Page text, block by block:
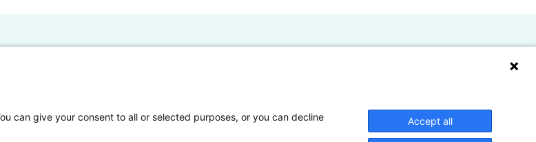
Veelgestelde vragen
Lectoren en onderzoekers
can give your consent to all or selected purposes, or you can decline
Accept all